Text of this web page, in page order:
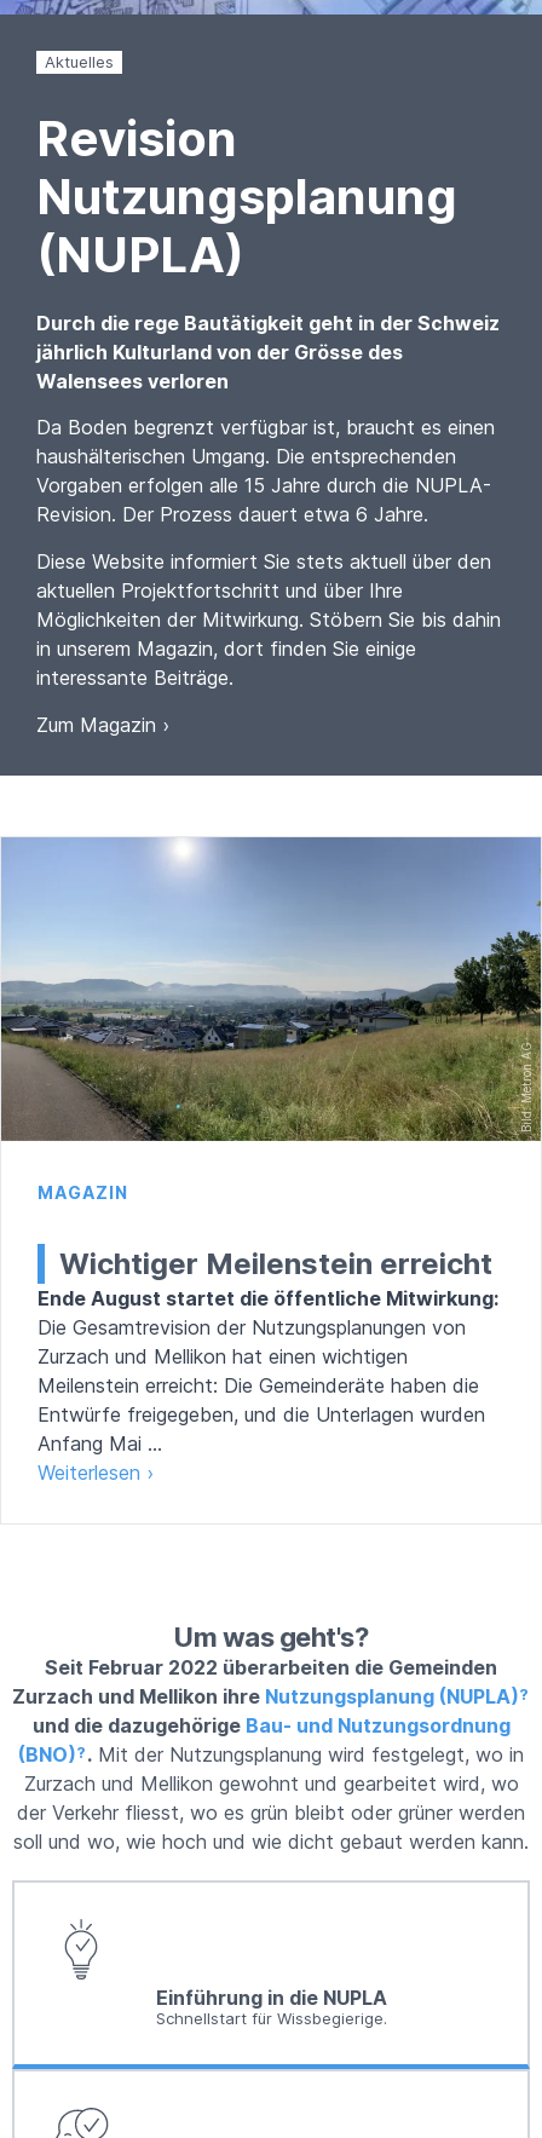
Aktuelles
Revision
Nutzungsplanung
(NUPLA)
Durch die rege Bautätigkeit geht in der Schweiz
jährlich Kulturland von der Grösse des
Walensees verloren
Da Boden begrenzt verfügbar ist, braucht es einen
haushälterischen Umgang. Die entsprechenden
Vorgaben erfolgen alle 15 Jahre durch die NUPLA-
Revision. Der Prozess dauert etwa 6 Jahre.
Diese Website informiert Sie stets aktuell über den
aktuellen Projektfortschritt und über Ihre
Möglichkeiten der Mitwirkung. Stöbern Sie bis dahin
in unserem Magazin, dort finden Sie einige
interessante Beiträge.
Zum Magazin ›
Bild: Metron AG
MAGAZIN
Wichtiger Meilenstein erreicht
Ende August startet die öffentliche Mitwirkung:
Die Gesamtrevision der Nutzungsplanungen von
Zurzach und Mellikon hat einen wichtigen
Meilenstein erreicht: Die Gemeinderäte haben die
Entwürfe freigegeben, und die Unterlagen wurden
Anfang Mai ...
Weiterlesen ›
Um was geht's?
Seit Februar 2022 überarbeiten die Gemeinden
Zurzach und Mellikon ihre Nutzungsplanung (NUPLA)
und die dazugehörige Bau- und Nutzungsordnung
(BNO) . Mit der Nutzungsplanung wird festgelegt, wo in
Zurzach und Mellikon gewohnt und gearbeitet wird, wo
der Verkehr fliesst, wo es grün bleibt oder grüner werden
soll und wo, wie hoch und wie dicht gebaut werden kann.
Einführung in die NUPLA
Schnellstart für Wissbegierige.